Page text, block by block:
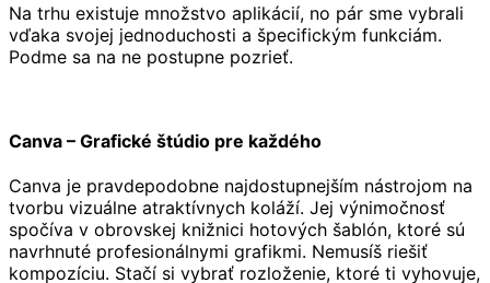
Na trhu existuje množstvo aplikácií, no pár sme vybrali
vďaka svojej jednoduchosti a špecifickým funkciám.
Podme sa na ne postupne pozrieť.
Canva – Grafické štúdio pre každého
Canva je pravdepodobne najdostupnejším nástrojom na
tvorbu vizuálne atraktívnych koláží. Jej výnimočnosť
spočíva v obrovskej knižnici hotových šablón, ktoré sú
navrhnuté profesionálnymi grafikmi. Nemusíš riešiť
kompozíciu. Stačí si vybrať rozloženie, ktoré ti vyhovuje,